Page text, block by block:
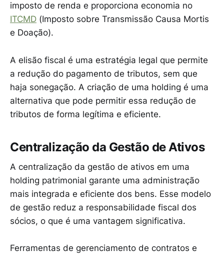
imposto de renda e proporciona economia no
ITCMD (Imposto sobre Transmissão Causa Mortis
e Doação).
A elisão fiscal é uma estratégia legal que permite
a redução do pagamento de tributos, sem que
haja sonegação. A criação de uma holding é uma
alternativa que pode permitir essa redução de
tributos de forma legítima e eficiente.
Centralização da Gestão de Ativos
A centralização da gestão de ativos em uma
holding patrimonial garante uma administração
mais integrada e eficiente dos bens. Esse modelo
de gestão reduz a responsabilidade fiscal dos
sócios, o que é uma vantagem significativa.
Ferramentas de gerenciamento de contratos e